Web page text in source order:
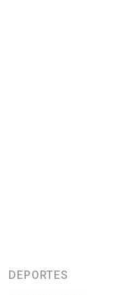
DEPORTES